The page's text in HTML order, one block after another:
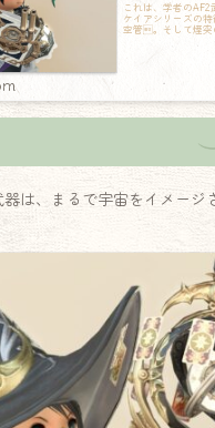
これは、学者のAF2
ケイアシリーズの
空管。そして煙突
は、まるで宇宙をイメージ